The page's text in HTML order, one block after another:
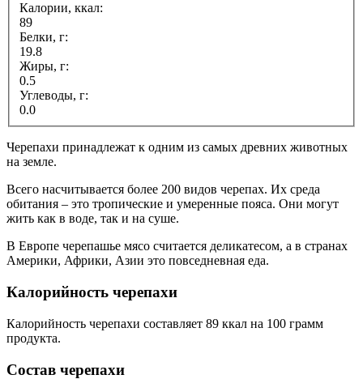
Калории, ккал:
89
Белки, г:
19.8
Жиры, г:
0.5
Углеводы, г:
0.0
Черепахи принадлежат к одним из самых древних животных
на земле.
Всего насчитывается более 200 видов черепах. Их среда
обитания – это тропические и умеренные пояса. Они могут
жить как в воде, так и на суше.
В Европе черепашье мясо считается деликатесом, а в странах
Америки, Африки, Азии это повседневная еда.
Калорийность черепахи
Калорийность черепахи составляет 89 ккал на 100 грамм
продукта.
Состав черепахи